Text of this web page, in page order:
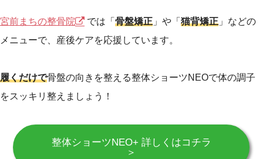
宮前まちの整骨院 では「 骨盤矯正 」や「 猫背矯正 」などの
メニューで、産後ケアを応援しています。
履くだけで骨盤の向きを整える整体ショーツNEOで体の調子
をスッキリ整えましょう！
整体ショーツNEO+ 詳しくはコチラ
＞